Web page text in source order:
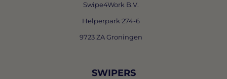
Swipe4Work B.V.
Helperpark 274-6
9723 ZA Groningen
SWIPERS